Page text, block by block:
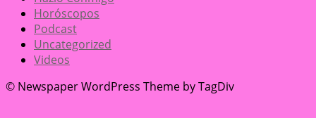
Horóscopos
Podcast
Uncategorized
Videos
© Newspaper WordPress Theme by TagDiv